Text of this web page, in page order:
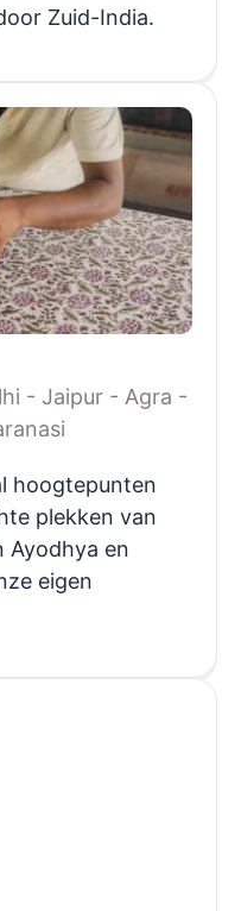
Zuid-India.
- Jaipur - Agra -
hoogtepunten
plekken van
Ayodhya en
eigen